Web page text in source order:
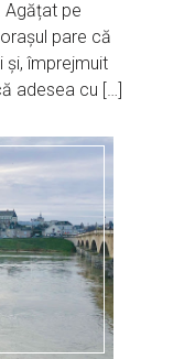
Agățat pe
pare că
împrejmuit
adesea cu […]